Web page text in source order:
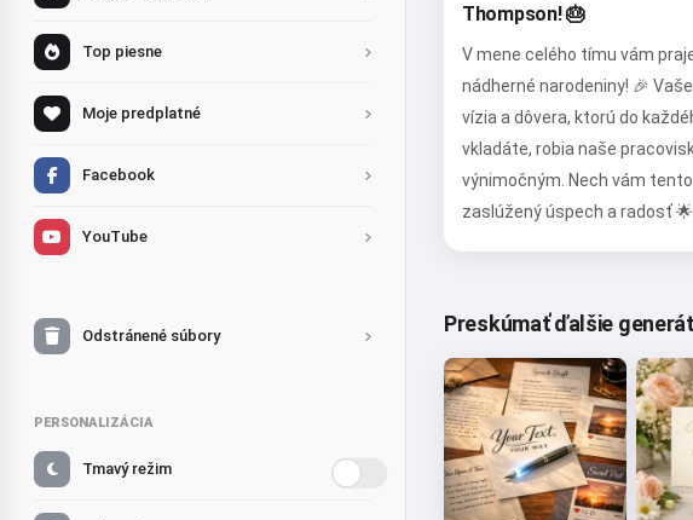
Top piesne
Moje predplatné
Facebook
YouTube
Odstránené súbory
PERSONALIZÁCIA
Tmavý režim
Thompson! 🎂
V mene celého tímu vám
nádherné narodeniny! 🎉
vízia a dôvera, ktorú do
vkladáte, robia naše
výnimočným. Nech vám
zaslúžený úspech a radosť 🌟
Preskúmať ďalšie